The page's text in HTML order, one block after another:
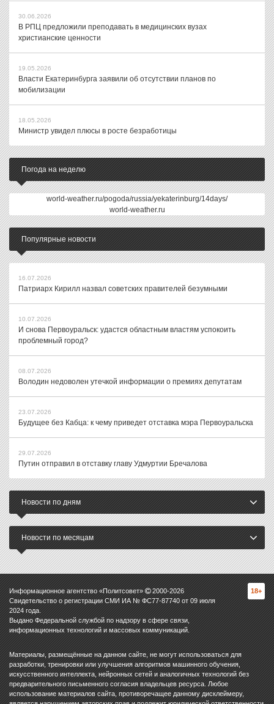
30.06.2026
В РПЦ предложили преподавать в медицинских вузах
христианские ценности
19.05.2026
Власти Екатеринбурга заявили об отсутствии планов по
мобилизации
18.05.2026
Министр увидел плюсы в росте безработицы
Погода на неделю
world-weather.ru/pogoda/russia/yekaterinburg/14days/
world-weather.ru
Популярные новости
16.07.2026
Патриарх Кирилл назвал советских правителей безумными
10.07.2026
И снова Первоуральск: удастся областным властям успокоить
проблемный город?
08.07.2026
Володин недоволен утечкой информации о премиях депутатам
23.07.2026
Будущее без Кабца: к чему приведет отставка мэра Первоуральска
29.07.2026
Путин отправил в отставку главу Удмуртии Бречалова
Новости по дням
Новости по месяцам
Информационное агентство «Политсовет» 2000-2026
Свидетельство о регистрации СМИ ИА № ФС77-87740 от 09 июля
2024 года.
Выдано Федеральной службой по надзору в сфере связи,
информационных технологий и массовых коммуникаций.
18+
Материалы, размещённые на данном сайте, не могут использоваться для
разработки, тренировки или улучшения алгоритмов машинного обучения,
искусственного интеллекта, нейронных сетей и аналогичных технологий без
предварительного письменного согласия владельцев ресурса. Любое
использование материалов сайта, противоречащее данному дисклеймеру,